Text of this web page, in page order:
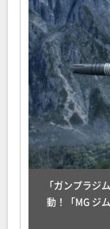
「ガンプラジ
動！「MG ジ